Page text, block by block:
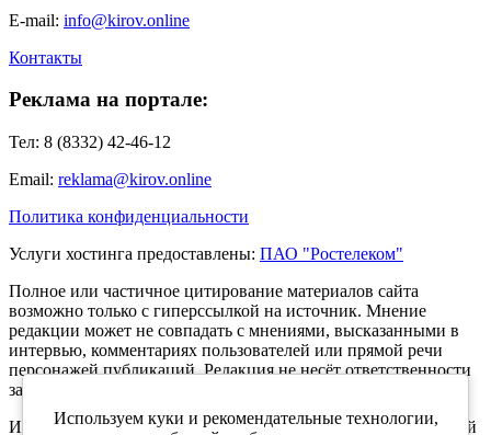
E-mail: info@kirov.online
Контакты
Реклама на портале:
Тел: 8 (8332) 42-46-12
Email: reklama@kirov.online
Политика конфиденциальности
Услуги хостинга предоставлены: ПАО "Ростелеком"
Полное или частичное цитирование материалов сайта
возможно только с гиперссылкой на источник. Мнение
редакции может не совпадать с мнениями, высказанными в
интервью, комментариях пользователей или прямой речи
персонажей публикаций. Редакция не несёт ответственности
за текст комментариев читателей.
Интернет-портал Kirov.online зарегистрирован в Федеральной
Используем куки и рекомендательные технологии,